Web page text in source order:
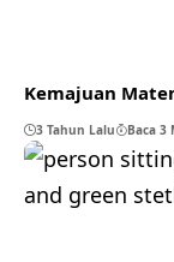
Kemajuan
3 Tahun Lalu Baca 3